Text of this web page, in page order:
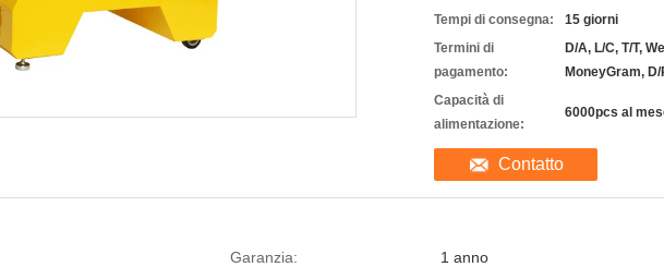
Tempi di consegna:
15 giorni
Termini di
pagamento:
D/A, L/C, T/T,
MoneyGram, D/
Capacità di
alimentazione:
6000pcs al
Contatto
Garanzia: 1 anno